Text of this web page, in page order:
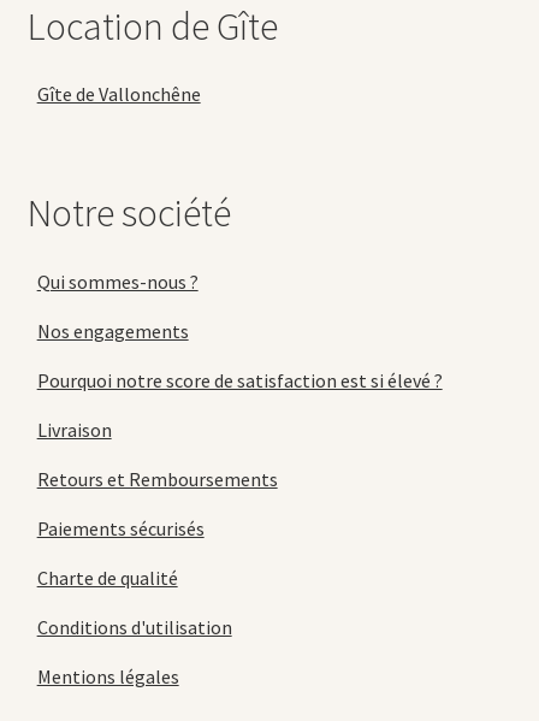
Location de Gîte
Gîte de Vallonchêne
Notre société
Qui sommes-nous ?
Nos engagements
Pourquoi notre score de satisfaction est si élevé ?
Livraison
Retours et Remboursements
Paiements sécurisés
Charte de qualité
Conditions d'utilisation
Mentions légales